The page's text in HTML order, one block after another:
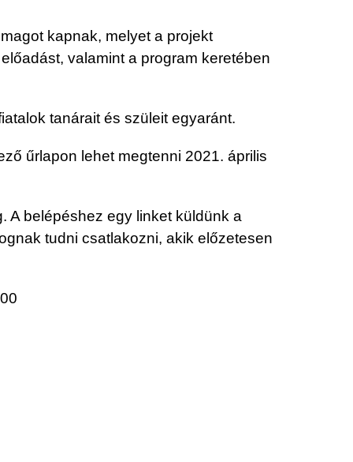
kapnak, melyet a projekt
valamint a program keretében
tanárait és szüleit egyaránt.
űrlapon lehet megtenni 2021. április
A belépéshez egy linket küldünk a
tudni csatlakozni, akik előzetesen